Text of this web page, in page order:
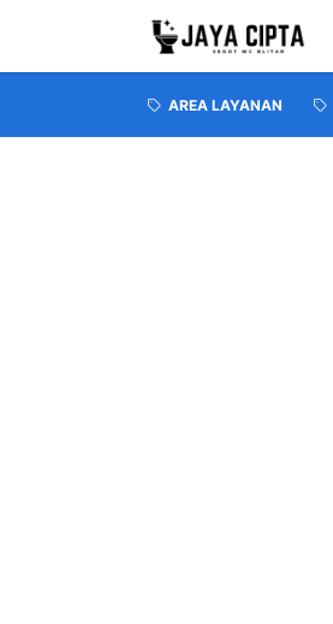
AREA LAYANAN